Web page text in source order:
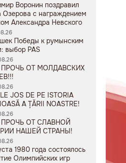
Воронин поздравил
Озерова с награждением
Александра Невского
Победы к румынским
выбор PAS
ПРОЧЬ ОТ МОЛДАВСКИХ
JOS DE PE ISTORIA
A ȚĂRII NOASTRE!
ПРОЧЬ ОТ СЛАВНОЙ
НАШЕЙ СТРАНЫ!
1980 года состоялось
Олимпийских игр